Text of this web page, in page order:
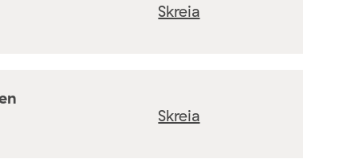
Skreia
Skreia